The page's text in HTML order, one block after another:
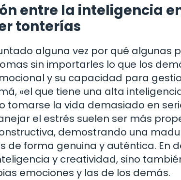
entre la inteligencia
tonterías
alguna vez por qué algunas
sin importarles lo que los
y su capacidad para
«el que tiene una alta
tomarse la vida demasiado en
el estrés suelen ser más
demostrando una
de forma genuina y auténtica. En
y creatividad, sino
emociones y las de los demás.